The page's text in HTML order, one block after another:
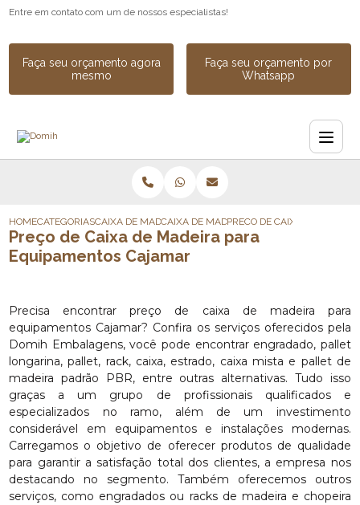
Entre em contato com um de nossos especialistas!
Faça seu orçamento agora
mesmo
Faça seu orçamento por
Whatsapp
HOMECATEGORIASCAIXA DE MADEIRACAIXA DE MADEIRA PARA INDUSTRIA
PRECO DE CAIXA DE
Preço de Caixa de Madeira para
Equipamentos Cajamar
Precisa encontrar preço de caixa de madeira para
equipamentos Cajamar? Confira os serviços oferecidos pela
Domih Embalagens, você pode encontrar engradado, pallet
longarina, pallet, rack, caixa, estrado, caixa mista e pallet de
madeira padrão PBR, entre outras alternativas. Tudo isso
graças a um grupo de profissionais qualificados e
especializados no ramo, além de um investimento
considerável em equipamentos e instalações modernas.
Carregamos o objetivo de oferecer produtos de qualidade
para garantir a satisfação total dos clientes, a empresa nos
destacando no segmento. Também oferecemos outros
serviços, como engradados ou racks de madeira e chopeira